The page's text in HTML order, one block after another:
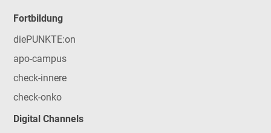
Fortbildung
diePUNKTE:on
apo-campus
check-innere
check-onko
Digital Channels